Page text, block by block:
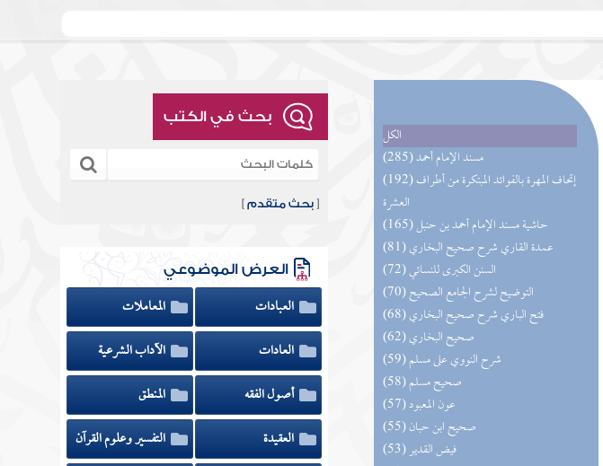
الكل
(285) مسند الإمام أحمد
(192) إتحاف المهرة بالفوائد المبتكرة من أطراف
العشرة
(165) حاشية مسند الإمام أحمد بن حنبل
(81) عمدة القاري شرح صحيح البخاري
(72) السنن الكبرى للنسائي
(70) التوضيح لشرح الجامع الصحيح
(68) فتح الباري شرح صحيح البخاري
(62) صحيح البخاري
(59) شرح النووي على مسلم
(58) صحيح مسلم
(57) عون المعبود
(55) صحيح ابن حبان
(53) فيض القدير
بحث في الكتب
[بحث متقدم ]
العرض الموضوعي
العبادات
المعاملات
العادات
الآداب الشرعية
أصول الفقه
المنطق
العقيدة
التفسير وعلوم القرآن